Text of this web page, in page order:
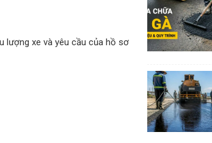
lượng xe và yêu cầu của hồ sơ